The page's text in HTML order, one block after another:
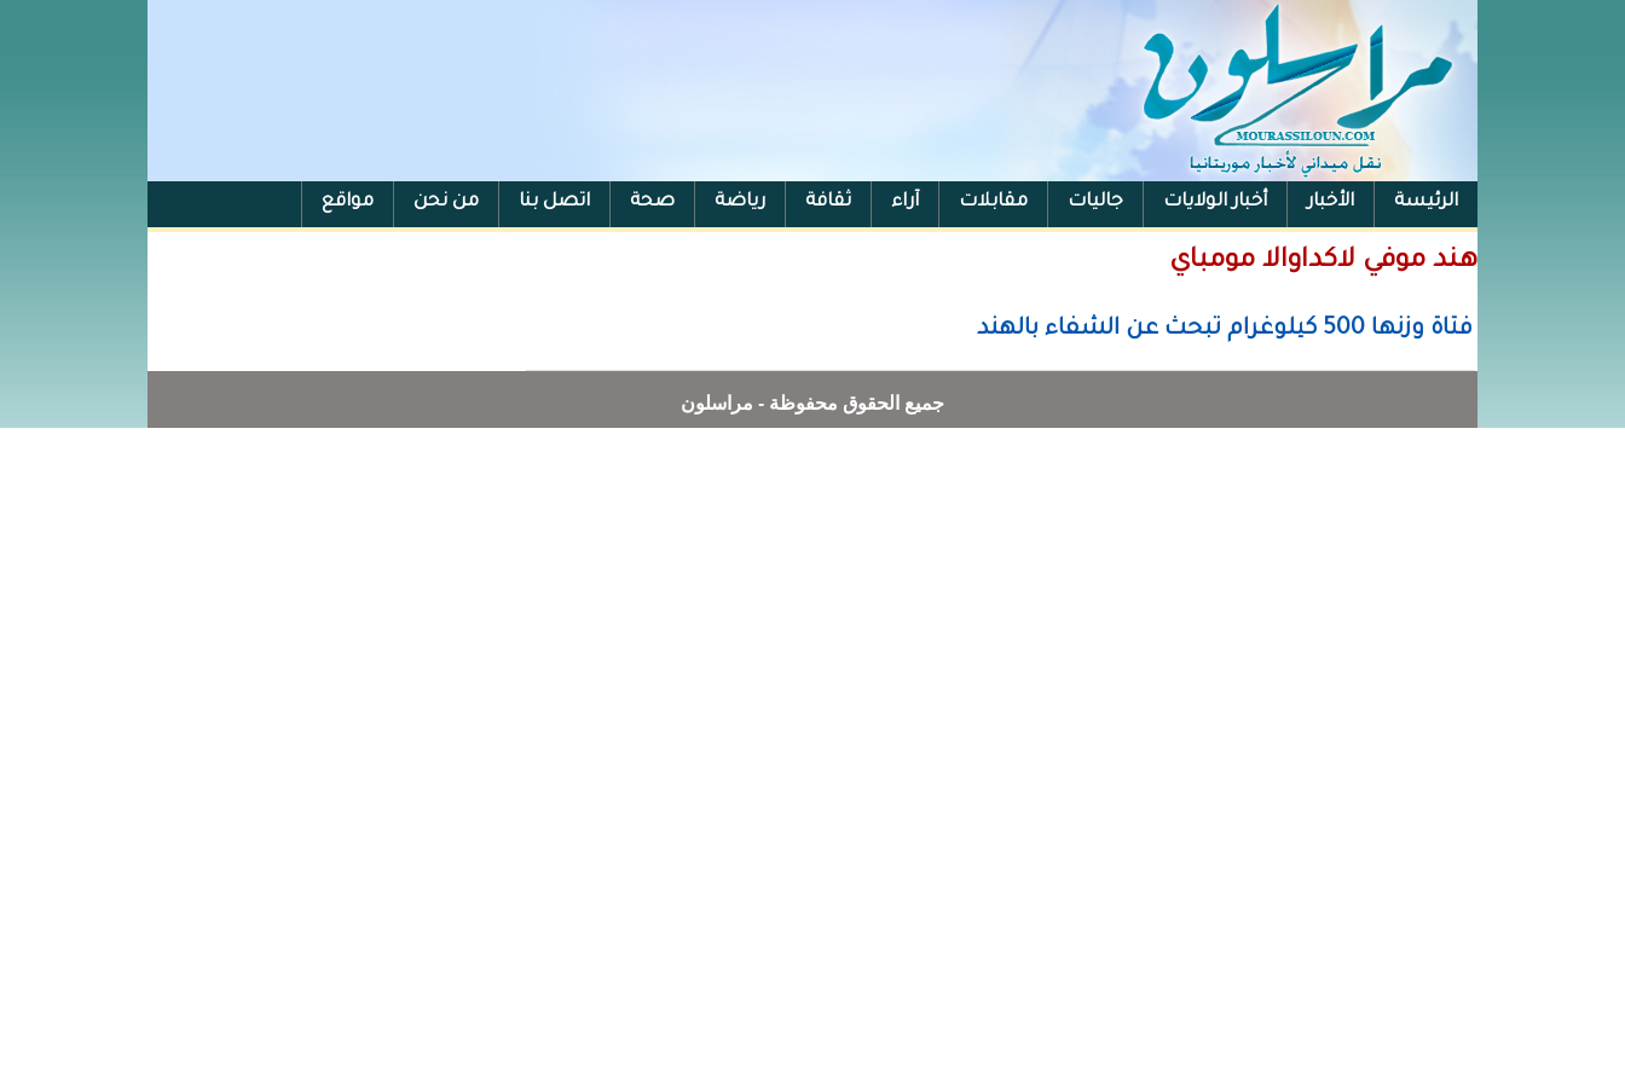
الرئيسة الأخبار أخبار الولايات جاليات مقابلات آراء ثقافة رياضة صحة اتصل بنا من نحن مواقع
هند موفي لاكداوالا مومباي
فتاة وزنها 500 كيلوغرام تبحث عن الشفاء بالهند
جميع الحقوق محفوظة - مراسلون